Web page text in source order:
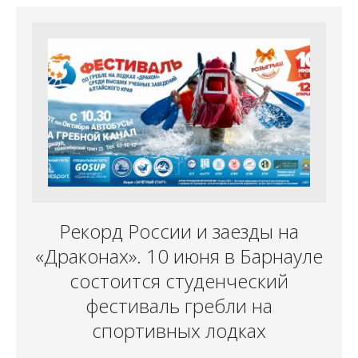
Рекорд России и заезды на
«Драконах». 10 июня в Барнауле
состоится студенческий
фестиваль гребли на
спортивных лодках